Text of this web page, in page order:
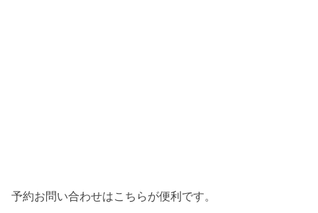
予約お問い合わせはこちらが便利です。